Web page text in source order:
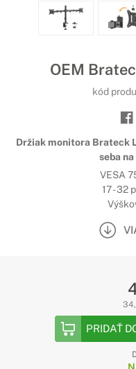
OEM
kód
Držiak monitora Brateck
seba
VESA
17 - 32
PRIDAŤ